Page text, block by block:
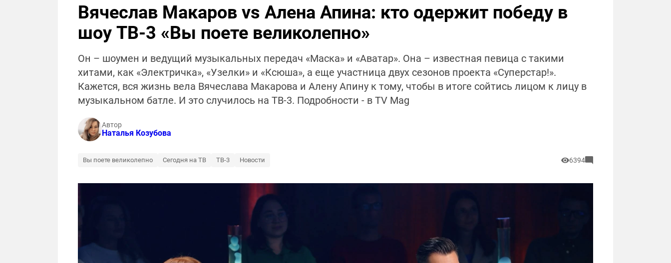
Вячеслав Макаров vs Алена Апина: кто одержит победу в
шоу ТВ-3 «Вы поете великолепно»
Он – шоумен и ведущий музыкальных передач «Маска» и «Аватар». Она – известная певица с такими
хитами, как «Электричка», «Узелки» и «Ксюша», а еще участница двух сезонов проекта «Суперстар!».
Кажется, вся жизнь вела Вячеслава Макарова и Алену Апину к тому, чтобы в итоге сойтись лицом к лицу в
музыкальном батле. И это случилось на ТВ-3. Подробности - в TV Mag
Автор
Наталья Козубова
Вы поете великолепно Сегодня на ТВ ТВ-3 Новости 6394